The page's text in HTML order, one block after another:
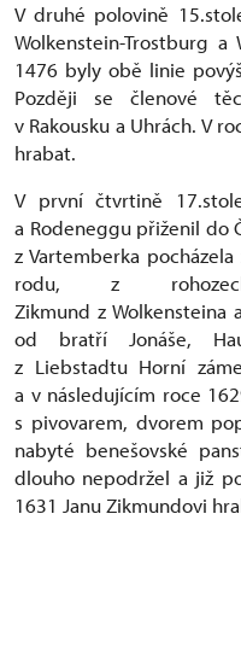
V druhé polovině
Wolkenstein-Trostburg
1476 byly obě linie
Později se členové
v Rakousku a Uhrách. V
hrabat.
V první čtvrtině
a Rodeneggu přiženil do
z Vartemberka
rodu, z
Zikmund z
od bratří Jonáše,
z Liebstadtu Horní
a v následujícím roce
s pivovarem, dvorem
nabyté benešovské
dlouho nepodržel a již
1631 Janu Zikmundovi